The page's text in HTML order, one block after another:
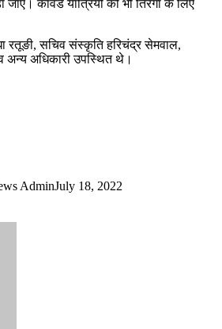
जाए। कावड यात्रियों को भी तिरंगा के लिए
रतूङी, सचिव संस्कृति हरिचंद्र सेमवाल,
अन्य अधिकारी उपस्थित थे।
AdminJuly 18, 2022